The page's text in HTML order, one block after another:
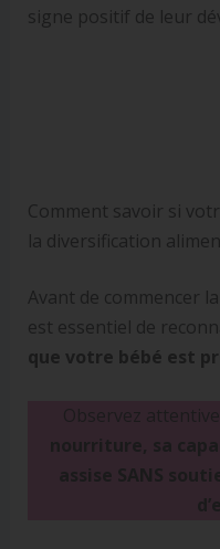
signe positif de leur
Comment savoir si
la diversification
Avant de commencer
est essentiel de
que votre bébé est